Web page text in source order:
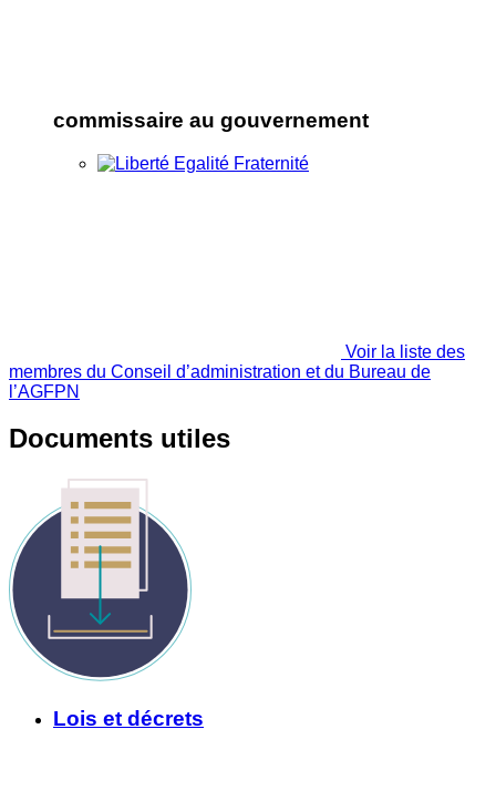
commissaire au gouvernement
Voir la liste des
membres du Conseil d’administration et du Bureau de
l’AGFPN
Documents utiles
Lois et décrets